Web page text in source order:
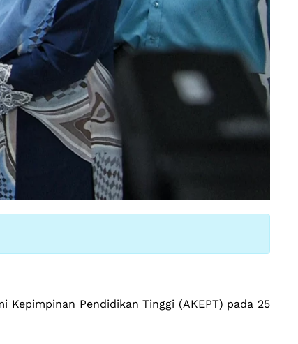
Kepimpinan Pendidikan Tinggi (AKEPT) pada 25